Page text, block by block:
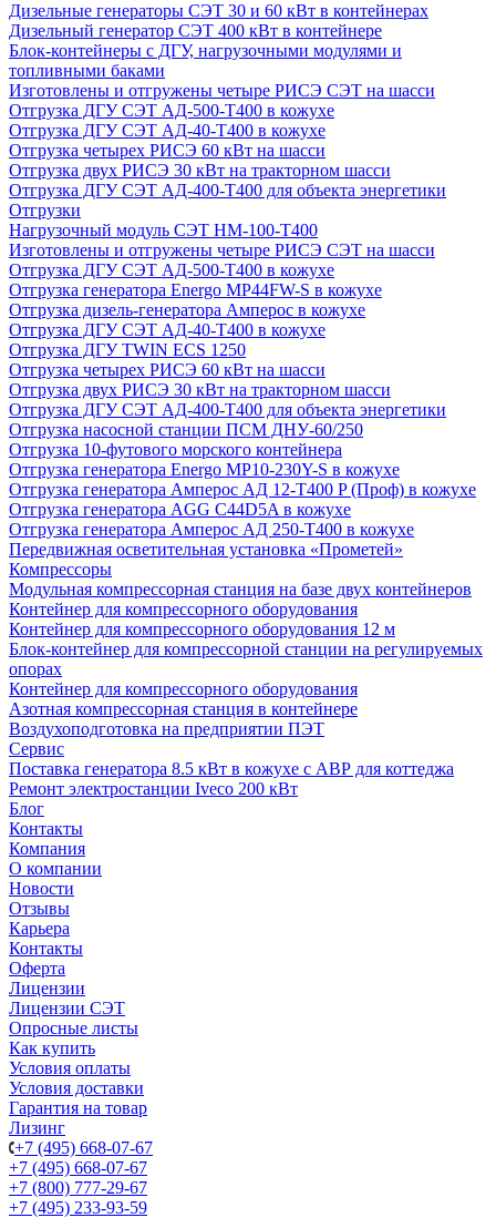
Дизельные генераторы СЭТ 30 и 60 кВт в контейнерах
Дизельный генератор СЭТ 400 кВт в контейнере
Блок-контейнеры с ДГУ, нагрузочными модулями и
топливными баками
Изготовлены и отгружены четыре РИСЭ СЭТ на шасси
Отгрузка ДГУ СЭТ АД-500-Т400 в кожухе
Отгрузка ДГУ СЭТ АД-40-Т400 в кожухе
Отгрузка четырех РИСЭ 60 кВт на шасси
Отгрузка двух РИСЭ 30 кВт на тракторном шасси
Отгрузка ДГУ СЭТ АД-400-Т400 для объекта энергетики
Отгрузки
Нагрузочный модуль СЭТ НМ-100-Т400
Изготовлены и отгружены четыре РИСЭ СЭТ на шасси
Отгрузка ДГУ СЭТ АД-500-Т400 в кожухе
Отгрузка генератора Energo MP44FW-S в кожухе
Отгрузка дизель-генератора Амперос в кожухе
Отгрузка ДГУ СЭТ АД-40-Т400 в кожухе
Отгрузка ДГУ TWIN ECS 1250
Отгрузка четырех РИСЭ 60 кВт на шасси
Отгрузка двух РИСЭ 30 кВт на тракторном шасси
Отгрузка ДГУ СЭТ АД-400-Т400 для объекта энергетики
Отгрузка насосной станции ПСМ ДНУ-60/250
Отгрузка 10-футового морского контейнера
Отгрузка генератора Energo MP10-230Y-S в кожухе
Отгрузка генератора Амперос АД 12-Т400 P (Проф) в кожухе
Отгрузка генератора AGG C44D5A в кожухе
Отгрузка генератора Амперос АД 250-Т400 в кожухе
Передвижная осветительная установка «Прометей»
Компрессоры
Модульная компрессорная станция на базе двух контейнеров
Контейнер для компрессорного оборудования
Контейнер для компрессорного оборудования 12 м
Блок-контейнер для компрессорной станции на регулируемых
опорах
Контейнер для компрессорного оборудования
Азотная компрессорная станция в контейнере
Воздухоподготовка на предприятии ПЭТ
Сервис
Поставка генератора 8.5 кВт в кожухе с АВР для коттеджа
Ремонт электростанции Iveco 200 кВт
Блог
Контакты
Компания
О компании
Новости
Отзывы
Карьера
Контакты
Оферта
Лицензии
Лицензии СЭТ
Опросные листы
Как купить
Условия оплаты
Условия доставки
Гарантия на товар
Лизинг
+7 (495) 668-07-67
+7 (495) 668-07-67
+7 (800) 777-29-67
+7 (495) 233-93-59